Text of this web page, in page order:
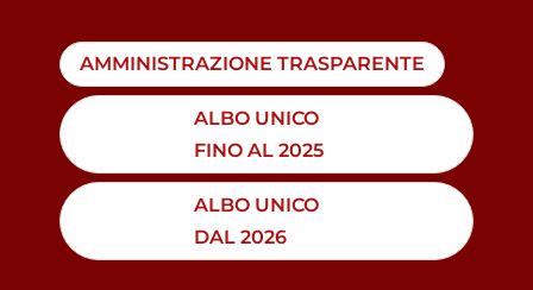
AMMINISTRAZIONE TRASPARENTE
ALBO UNICO
FINO AL 2025
ALBO UNICO
DAL 2026